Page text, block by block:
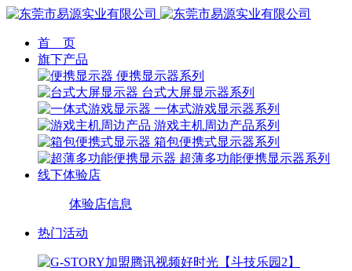
首 页
旗下产品
便携显示器系列
台式大屏显示器系列
一体式游戏显示器系列
游戏主机周边产品系列
箱包便携式显示器系列
超薄多功能便携显示器系列
线下体验店
体验店信息
热门活动